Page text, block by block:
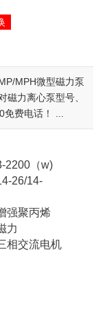
MPH微型磁力泵
磁力离心泵型号、
费电话！ ...
2200（w)
26/14-
强聚丙烯
力
相交流电机